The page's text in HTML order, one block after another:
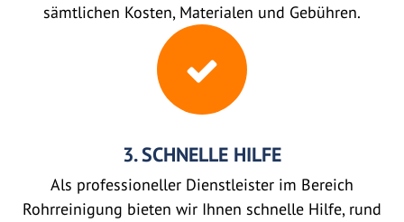
sämtlichen Kosten, Materialen und Gebühren.
3. SCHNELLE HILFE
Als professioneller Dienstleister im Bereich
Rohrreinigung bieten wir Ihnen schnelle Hilfe, rund